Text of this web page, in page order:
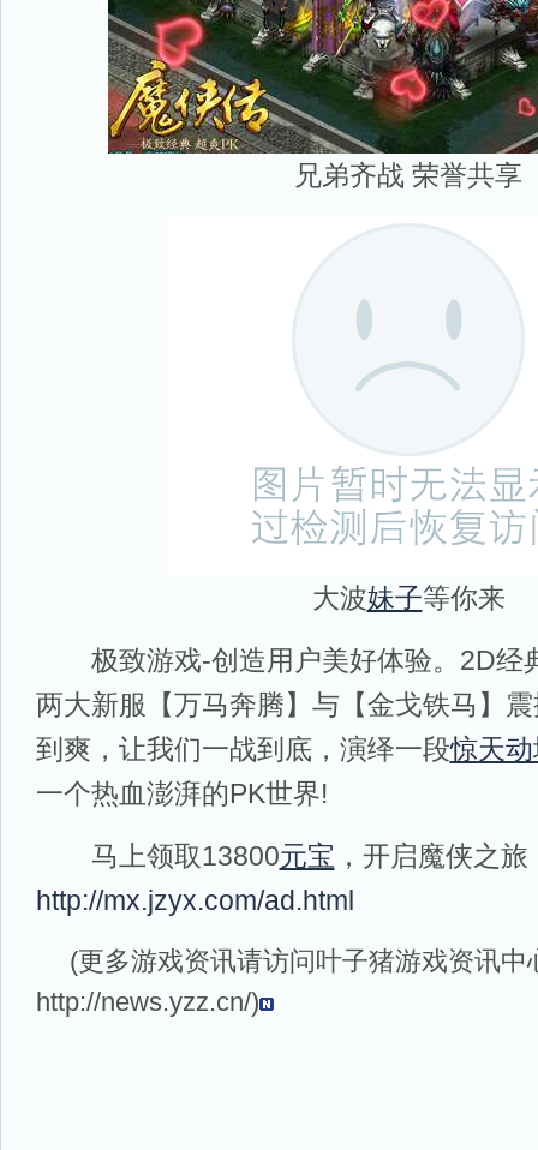
兄弟齐战 荣誉共享
大波妹子等你来
极致游戏-创造用户美好体验。2D经
两大新服【万马奔腾】与【金戈铁马】
到爽，让我们一战到底，演绎一段惊天
一个热血澎湃的PK世界!
马上领取13800元宝 ，开启魔侠之旅
http://mx.jzyx.com/ad.html
(更多游戏资讯请访问叶子猪游戏资讯中
http://news.yzz.cn/)